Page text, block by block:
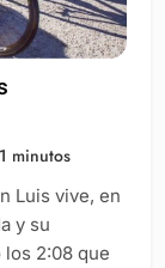
1 minutos
Luis vive, en
y su
2:08 que